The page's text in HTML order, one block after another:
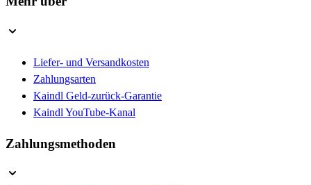
Liefer- und Versandkosten
Zahlungsarten
Kaindl Geld-zurück-Garantie
Kaindl YouTube-Kanal
Zahlungsmethoden